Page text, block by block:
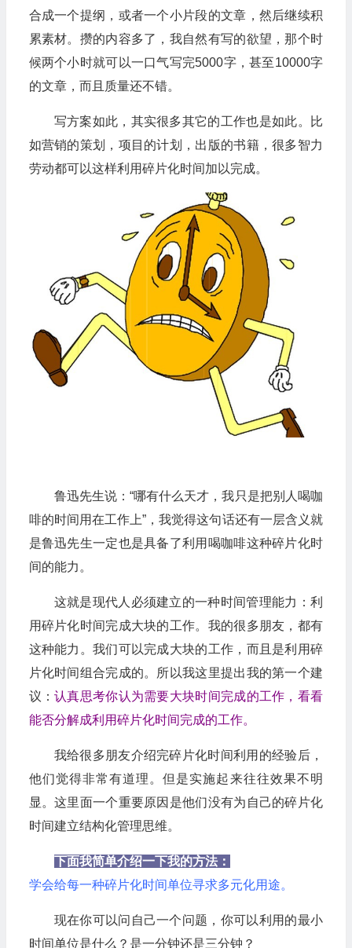
合成一个提纲，或者一个小片段的文章，然后继续积
累素材。攒的内容多了，我自然有写的欲望，那个时
候两个小时就可以一口气写完5000字，甚至10000字
的文章，而且质量还不错。
写方案如此，其实很多其它的工作也是如此。比
如营销的策划，项目的计划，出版的书籍，很多智力
劳动都可以这样利用碎片化时间加以完成。
鲁迅先生说：“哪有什么天才，我只是把别人喝咖
啡的时间用在工作上”，我觉得这句话还有一层含义就
是鲁迅先生一定也是具备了利用喝咖啡这种碎片化时
间的能力。
这就是现代人必须建立的一种时间管理能力：利
用碎片化时间完成大块的工作。我的很多朋友，都有
这种能力。我们可以完成大块的工作，而且是利用碎
片化时间组合完成的。所以我这里提出我的第一个建
议：认真思考你认为需要大块时间完成的工作，看看
能否分解成利用碎片化时间完成的工作。
我给很多朋友介绍完碎片化时间利用的经验后，
他们觉得非常有道理。但是实施起来往往效果不明
显。这里面一个重要原因是他们没有为自己的碎片化
时间建立结构化管理思维。
下面我简单介绍一下我的方法：
学会给每一种碎片化时间单位寻求多元化用途。
现在你可以问自己一个问题，你可以利用的最小
时间单位是什么？是一分钟还是三分钟？